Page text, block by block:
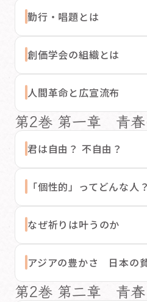
勤行・唱題とは
創価学会の組織とは
人間革命と広宣流布
第2巻 第一章 青春
君は自由？ 不自由？
「個性的」ってどんな人？
なぜ祈りは叶うのか
アジアの豊かさ 日本の
第2巻 第二章 青春